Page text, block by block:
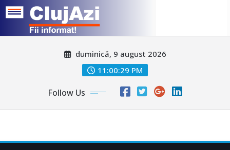
duminică, 9 august 2026
11:00:31 PM
Follow Us